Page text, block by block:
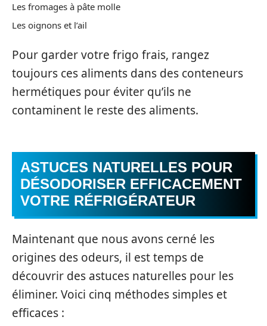
Les fromages à pâte molle
Les oignons et l’ail
Pour garder votre frigo frais, rangez
toujours ces aliments dans des conteneurs
hermétiques pour éviter qu’ils ne
contaminent le reste des aliments.
ASTUCES NATURELLES POUR
DÉSODORISER EFFICACEMENT
VOTRE RÉFRIGÉRATEUR
Maintenant que nous avons cerné les
origines des odeurs, il est temps de
découvrir des astuces naturelles pour les
éliminer. Voici cinq méthodes simples et
efficaces :